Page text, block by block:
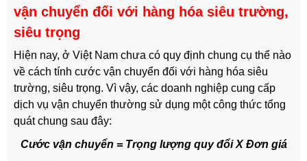
vận chuyển đối với hàng hóa siêu trường,
siêu trọng
Hiện nay, ở Việt Nam chưa có quy định chung cụ thể nào
về cách tính cước vận chuyển đối với hàng hóa siêu
trường, siêu trọng. Vì vậy, các doanh nghiệp cung cấp
dịch vụ vận chuyển thường sử dụng một công thức tổng
quát chung sau đây:
Cước vận chuyển = Trọng lượng quy đổi X Đơn giá